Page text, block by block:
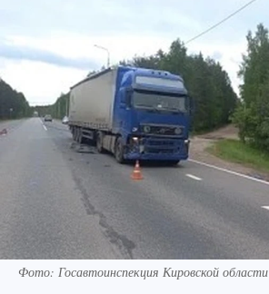
Фото: Госавтоинспекция Кировской области